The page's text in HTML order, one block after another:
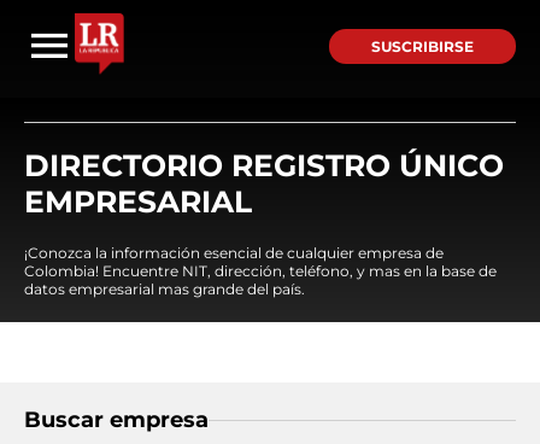
SUSCRIBIRSE
DIRECTORIO REGISTRO ÚNICO
EMPRESARIAL
¡Conozca la información esencial de cualquier empresa de
Colombia! Encuentre NIT, dirección, teléfono, y mas en la base de
datos empresarial mas grande del país.
Buscar empresa